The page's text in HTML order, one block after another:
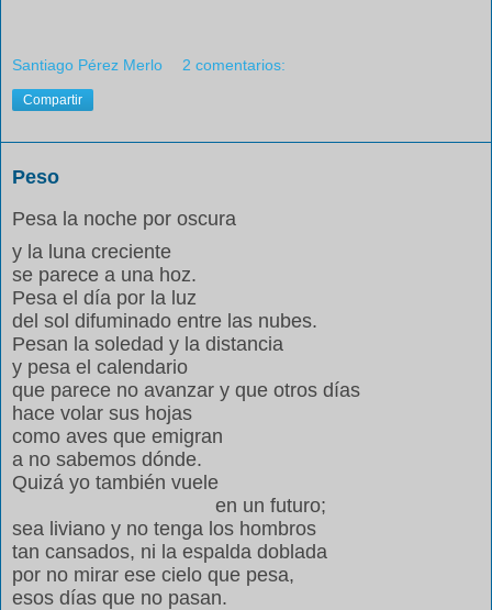
Santiago Pérez Merlo 2 comentarios:
Compartir
Peso
Pesa la noche por oscura
y la luna creciente
se parece a una hoz.
Pesa el día por la luz
del sol difuminado entre las nubes.
Pesan la soledad y la distancia
y pesa el calendario
que parece no avanzar y que otros días
hace volar sus hojas
como aves que emigran
a no sabemos dónde.
Quizá yo también vuele
en un futuro;
sea liviano y no tenga los hombros
tan cansados, ni la espalda doblada
por no mirar ese cielo que pesa,
esos días que no pasan.